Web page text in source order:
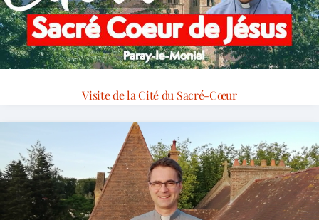
Visite de la Cité du Sacré-Cœur